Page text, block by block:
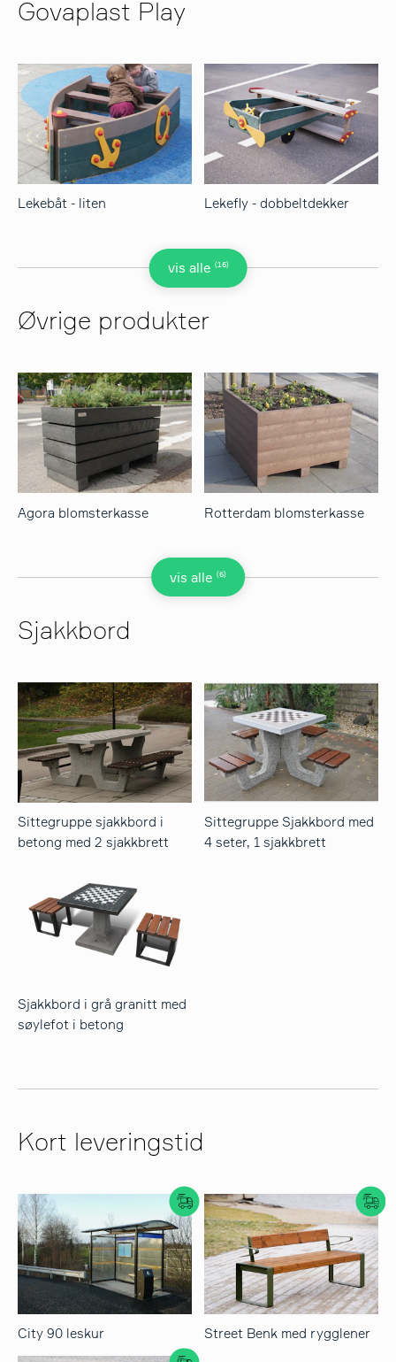
Govaplast Play
vis alle (16)
Lekebåt - liten Lekefly - dobbeltdekker
Øvrige produkter
vis alle (6)
Agora blomsterkasse Rotterdam blomsterkasse
Sjakkbord
Sittegruppe sjakkbord i
betong med 2 sjakkbrett
Sittegruppe Sjakkbord med
4 seter, 1 sjakkbrett
Sjakkbord i grå granitt med
søylefot i betong
Kort leveringstid
City 90 leskur Street Benk med rygglener